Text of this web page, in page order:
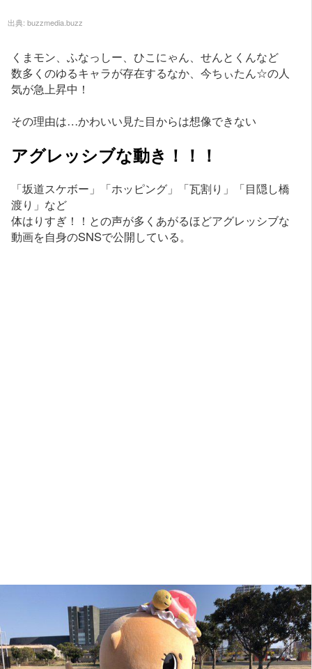
出典: buzzmedia.buzz
くまモン、ふなっしー、ひこにゃん、せんとくんなど
数多くのゆるキャラが存在するなか、今ちぃたん☆の人
気が急上昇中！
その理由は…かわいい見た目からは想像できない
アグレッシブな動き！！！
「坂道スケボー」「ホッピング」「瓦割り」「目隠し橋
渡り」など
体はりすぎ！！との声が多くあがるほどアグレッシブな
動画を自身のSNSで公開している。